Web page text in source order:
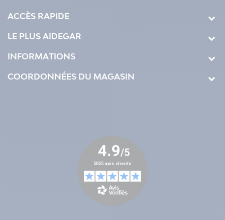
ACCÈS RAPIDE
LE PLUS AIDEGAR
INFORMATIONS
COORDONNÉES DU MAGASIN